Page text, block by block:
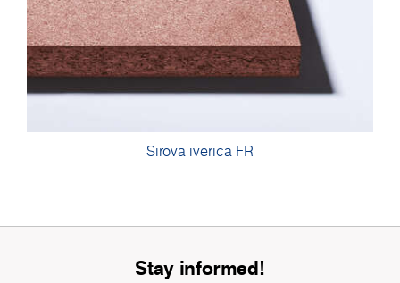
Sirova iverica FR
Stay informed!